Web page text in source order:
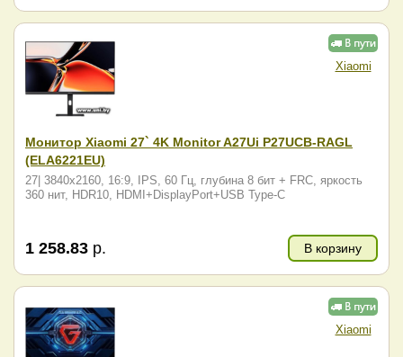
Xiaomi
Монитор Xiaomi 27` 4K Monitor A27Ui P27UCB-RAGL
(ELA6221EU)
27| 3840x2160, 16:9, IPS, 60 Гц, глубина 8 бит + FRC, яркость
360 нит, HDR10, HDMI+DisplayPort+USB Type-C
1 258.83 р. В корзину
Xiaomi